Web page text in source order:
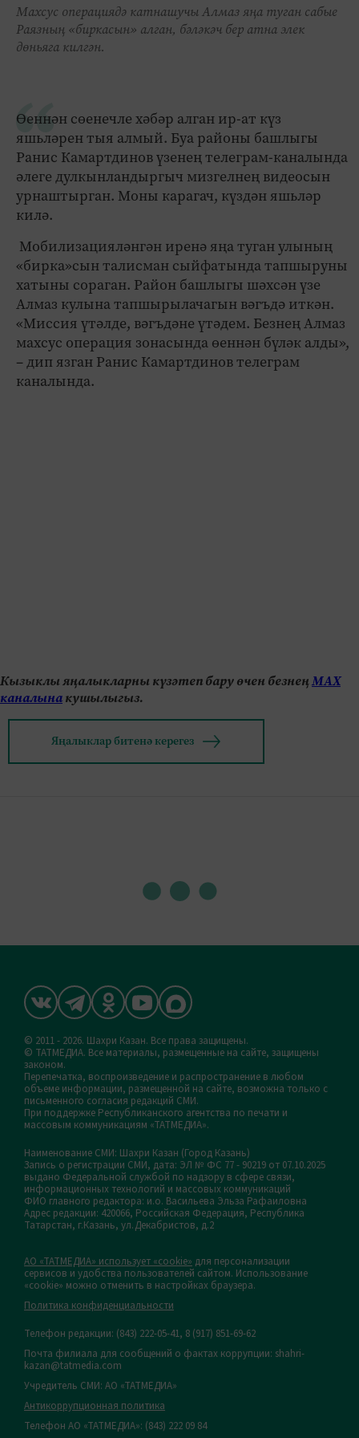
Махсус операциядә катнашучы Алмаз яңа туган сабые
Раязның «биркасын» алган, бәләкәч бер атна элек
дөньяга килгән.
Өеннән сөенечле хәбәр алган ир-ат күз
яшьләрен тыя алмый. Буа районы башлыгы
Ранис Камартдинов үзенең телеграм-каналында
әлеге дулкынландыргыч мизгелнең видеосын
урнаштырган. Моны карагач, күздән яшьләр
килә.
Мобилизацияләнгән иренә яңа туган улының
«бирка»сын талисман сыйфатында тапшыруны
хатыны сораган. Район башлыгы шәхсән үзе
Алмаз кулына тапшырылачагын вәгъдә иткән.
«Миссия үтәлде, вәгъдәне үтәдем. Безнең Алмаз
махсус операция зонасында өеннән бүләк алды»,
– дип язган Ранис Камартдинов телеграм
каналында.
Кызыклы яңалыкларны күзәтеп бару өчен безнеңМАХ
каналынакушылыгыз.
Яңалыклар битенә керегез
© 2011 - 2026. Шахри Казан. Все права защищены.
© ТАТМЕДИА. Все материалы, размещенные на сайте, защищены
законом.
Перепечатка, воспроизведение и распространение в любом
объеме информации, размещенной на сайте, возможна только с
письменного согласия редакций СМИ.
При поддержке Республиканского агентства по печати и
массовым коммуникациям «ТАТМЕДИА».
Наименование СМИ: Шахри Казан (Город Казань)
Запись о регистрации СМИ, дата: ЭЛ № ФС 77 - 90219 от 07.10.2025
выдано Федеральной службой по надзору в сфере связи,
информационных технологий и массовых коммуникаций
ФИО главного редактора: и.о. Васильева Эльза Рафаиловна
Адрес редакции: 420066, Российская Федерация, Республика
Татарстан, г.Казань, ул.Декабристов, д.2
АО «ТАТМЕДИА» использует «cookie» для персонализации
сервисов и удобства пользователей сайтом. Использование
«cookie» можно отменить в настройках браузера.
Политика конфиденциальности
Телефон редакции: (843) 222-05-41, 8 (917) 851-69-62
Почта филиала для сообщений о фактах коррупции: shahri-
kazan@tatmedia.com
Учредитель СМИ: АО «ТАТМЕДИА»
Антикоррупционная политика
Телефон АО «ТАТМЕДИА»: (843) 222 09 84